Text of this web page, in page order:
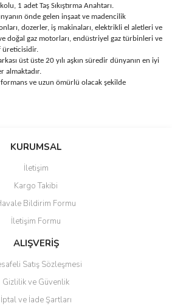
1 adet Taş Sıkıştırma Anahtarı.
önde gelen inşaat ve madencilik
dozerler, iş makinaları, elektrikli el aletleri ve
doğal gaz motorları, endüstriyel gaz türbinleri ve
üreticisidir.
üst üste 20 yılı aşkın süredir dünyanın en iyi
almaktadır.
ve uzun ömürlü olacak şekilde
ilk yorumu siz yapın!
bozuk veya görüntülenemiyor.
eksik bilgiler bulunuyor.
bulunuyor.
daha pahalı.
KURUMSAL
İletişim
Kargo Takibi
Bildirim Formu
İletişim Formu
ALIŞVERİŞ
Satış Sözleşmesi
Gizlilik ve Güvenlik
İptal ve İade Şartları